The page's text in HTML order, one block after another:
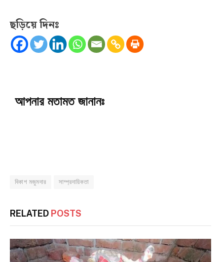
ছড়িয়ে দিনঃ
আপনার মতামত জানানঃ
বিকাশ মজুমদার সাম্প্রদায়িকতা
RELATED POSTS